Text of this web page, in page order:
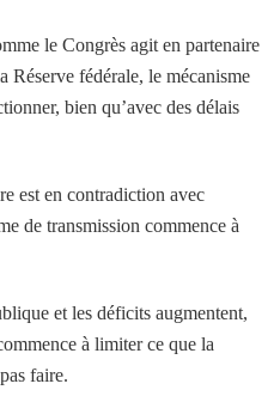
le Congrès agit en partenaire
Réserve fédérale, le mécanisme
bien qu’avec des délais
est en contradiction avec
de transmission commence à
et les déficits augmentent,
à limiter ce que la
faire.